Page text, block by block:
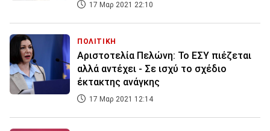
17 Μαρ 2021 22:10
ΠΟΛΙΤΙΚΗ
Αριστοτελία Πελώνη: Το ΕΣΥ πιέζεται
αλλά αντέχει - Σε ισχύ το σχέδιο
έκτακτης ανάγκης
17 Μαρ 2021 12:14